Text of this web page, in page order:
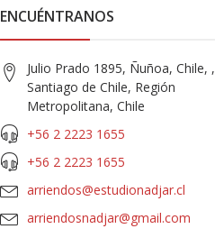
ENCUÉNTRANOS
Julio Prado 1895, Ñuñoa, Chile, ,
Santiago de Chile, Región
Metropolitana, Chile
+56 2 2223 1655
+56 2 2223 1655
arriendos@estudionadjar.cl
arriendosnadjar@gmail.com